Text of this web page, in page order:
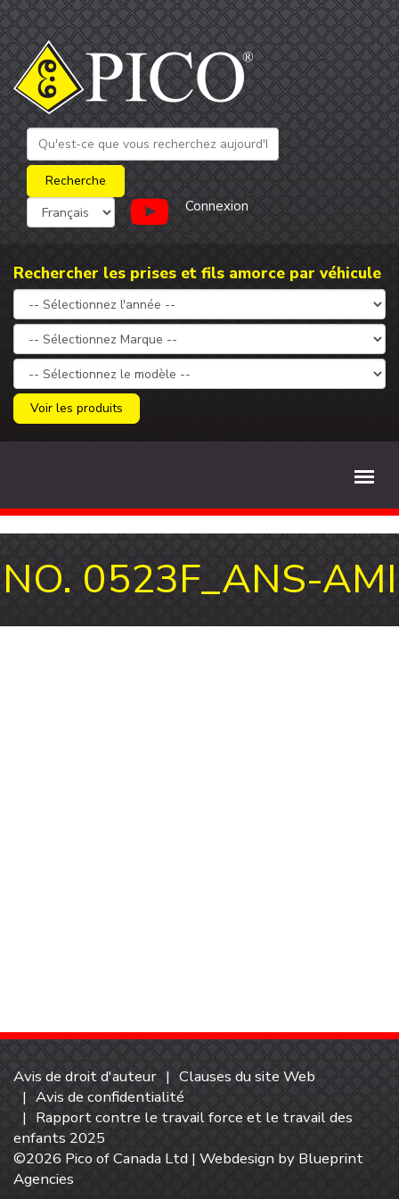
Connexion
Rechercher les prises et fils amorce par véhicule
Voir les produits
NO. 0523F_ANS-AMI
Avis de droit d'auteur
Clauses du site Web
Avis de confidentialité
Rapport contre le travail force et le travail des
enfants 2025
©2026 Pico of Canada Ltd | Webdesign by Blueprint
Agencies